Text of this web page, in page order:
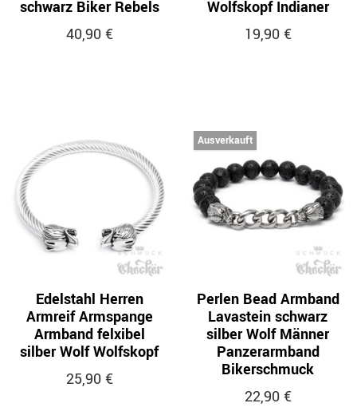
schwarz Biker Rebels
40,90 €
Wolfskopf Indianer
19,90 €
Edelstahl Herren
Armreif Armspange
Armband felxibel
silber Wolf Wolfskopf
25,90 €
Ausverkauft
Perlen Bead Armband
Lavastein schwarz
silber Wolf Männer
Panzerarmband
Bikerschmuck
22,90 €